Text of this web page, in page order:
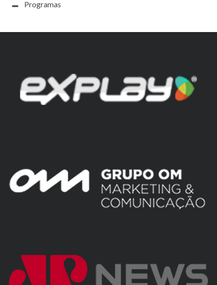
Programas